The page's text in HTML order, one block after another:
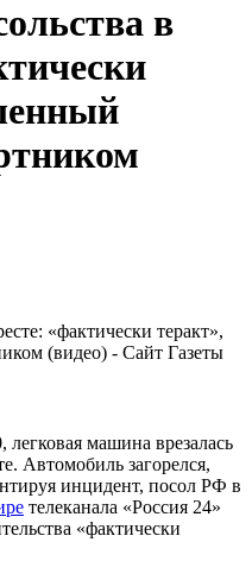
в
машина врезалась
Автомобиль загорелся,
инцидент, посол РФ в
телеканала «Россия 24»
«фактически